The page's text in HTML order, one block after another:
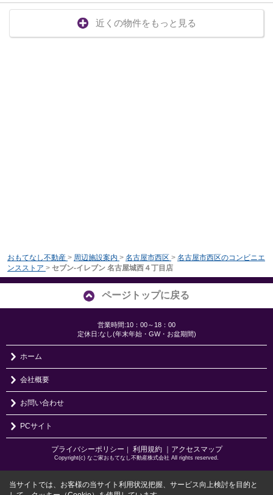
近くの物件をもっと見る
おもてなし不動産 > 周辺施設案内 > 名古屋市西区 > 名古屋市西区のコンビニエ
ンスストア > セブン‐イレブン 名古屋城西４丁目店
ページトップに戻る
営業時間:10：00～18：00
定休日:なし(年末年始・GW・お盆期間)
ホーム
会社概要
お問い合わせ
PCサイト
プライバシーポリシー ｜ 利用規約 ｜アクセスマップ
Copyright(c) なご家おもてなし不動産株式会社 All rights reserved.
当サイトでは、お客様の当サイト利用状況把握、サービス向上検討を目的と